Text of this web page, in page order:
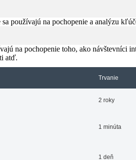
používajú na pochopenie a analýzu
na pochopenie toho, ako návštevníci
atď.
Trvanie
2 roky
1 minúta
1 deň